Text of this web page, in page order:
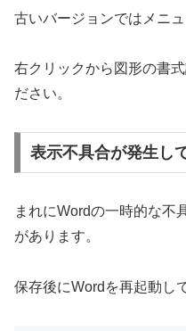
古いバージョンではメニ
右クリックから図形の書
ださい。
表示不具合が発生し
まれにWordの一時的な不
があります。
保存後にWordを再起動し